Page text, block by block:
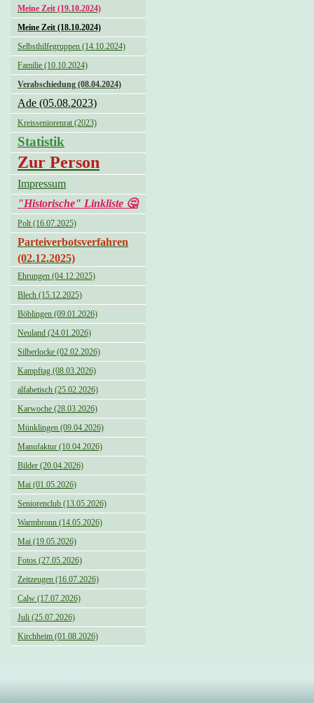
Meine Zeit (19.10.2024)
Meine Zeit (18.10.2024)
Selbsthilfegruppen (14.10.2024)
Familie (10.10.2024)
Verabschiedung (08.04.2024)
Ade (05.08.2023)
Kreisseniorenrat (2023)
Statistik
Zur Person
Impressum
"Historische" Linkliste 🤔
Polt (16.07.2025)
Parteiverbotsverfahren
(02.12.2025)
Ehrungen (04.12.2025)
Blech (15.12.2025)
Böblingen (09.01.2026)
Neuland (24.01.2026)
Silberlocke (02.02.2026)
Kampftag (08.03.2026)
alfabetisch (25.02.2026)
Karwoche (28.03.2026)
Münklingen (09.04.2026)
Manufaktur (10.04.2026)
Bilder (20.04.2026)
Mai (01.05.2026)
Seniorenclub (13.05.2026)
Warmbronn (14.05.2026)
Mai (19.05.2026)
Fotos (27.05.2026)
Zeitzeugen (16.07.2026)
Calw (17.07.2026)
Juli (25.07.2026)
Kirchheim (01.08.2026)